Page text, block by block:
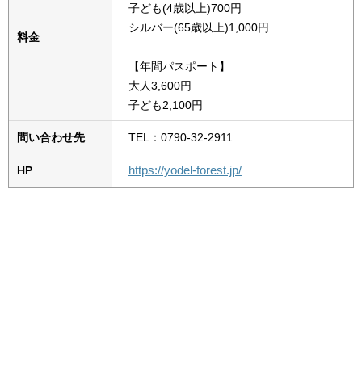
料金
子ども(4歳以上)700円
シルバー(65歳以上)1,000円
【年間パスポート】
大人3,600円
子ども2,100円
問い合わせ先 TEL：0790-32-2911
HP https://yodel-forest.jp/